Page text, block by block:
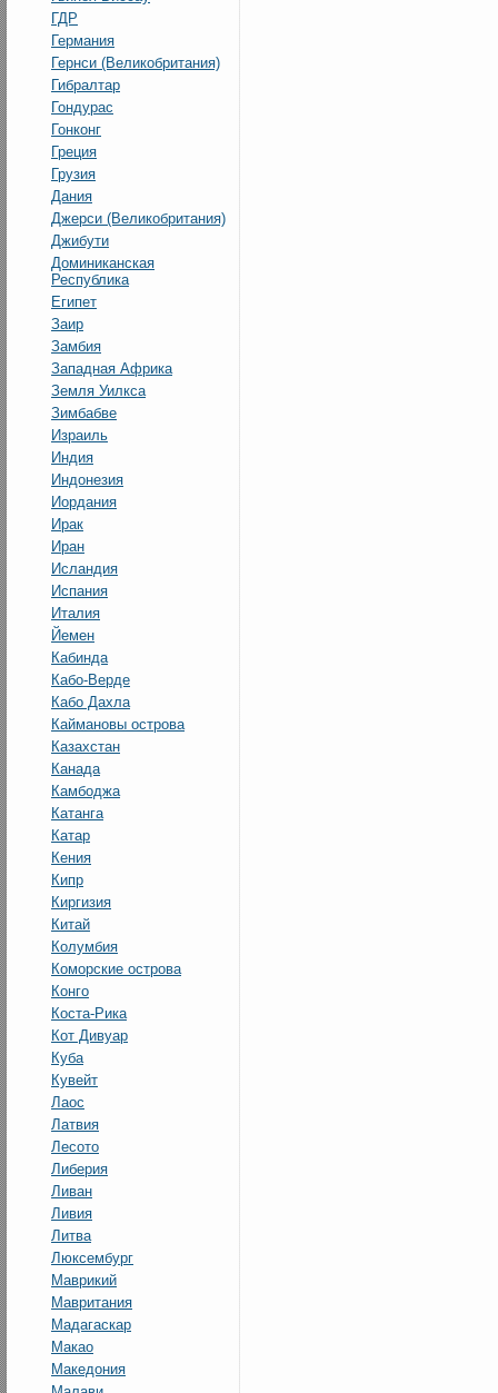
ГДР
Германия
Гернси (Великобритания)
Гибралтар
Гондурас
Гонконг
Греция
Грузия
Дания
Джерси (Великобритания)
Джибути
Доминиканская
Республика
Египет
Заир
Замбия
Западная Африка
Земля Уилкса
Зимбабве
Израиль
Индия
Индонезия
Иордания
Ирак
Иран
Исландия
Испания
Италия
Йемен
Кабинда
Кабо-Верде
Кабо Дахла
Каймановы острова
Казахстан
Канада
Камбоджа
Катанга
Катар
Кения
Кипр
Киргизия
Китай
Колумбия
Коморские острова
Конго
Коста-Рика
Кот Дивуар
Куба
Кувейт
Лаос
Латвия
Лесото
Либерия
Ливан
Ливия
Литва
Люксембург
Маврикий
Мавритания
Мадагаскар
Макао
Македония